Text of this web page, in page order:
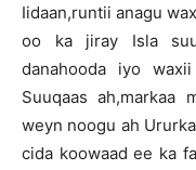
Iidaan,runtii anagu
oo ka jiray Isla
danahooda iyo
Suuqaas ah,markaa
weyn noogu ah
cida koowaad ee ka